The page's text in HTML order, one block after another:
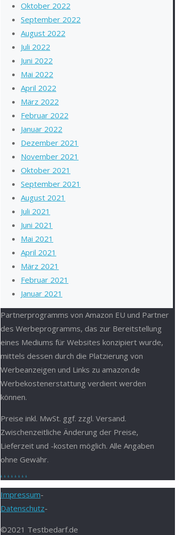
Oktober 2022
September 2022
August 2022
Juli 2022
Juni 2022
Mai 2022
April 2022
März 2022
Februar 2022
Januar 2022
Dezember 2021
November 2021
Oktober 2021
September 2021
August 2021
Juli 2021
Juni 2021
Mai 2021
April 2021
März 2021
Februar 2021
Januar 2021
Partnerprogramms von Amazon EU und Partner
des Werbeprogramms, das zur Bereitstellung
eines Mediums für Websites konzipiert wurde,
mittels dessen durch die Platzierung von
Werbeanzeigen und Links zu amazon.de
Werbekostenerstattung verdient werden
können.
Preise inkl. MwSt. ggf. zzgl. Versand.
Zwischenzeitliche Änderung der Preise,
Lieferzeit und -kosten möglich. Alle Angaben
ohne Gewähr.
. . . . . . . .
Impressum-
Datenschutz-
©2021 Testbedarf.de